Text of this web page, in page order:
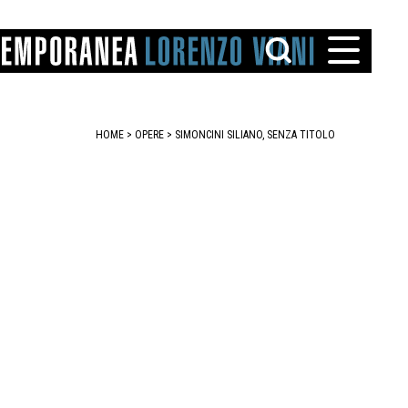
HOME > OPERE > SIMONCINI SILIANO, SENZA TITOLO